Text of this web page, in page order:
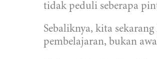
tidak peduli seberapa
Sebaliknya, kita
pembelajaran, bukan